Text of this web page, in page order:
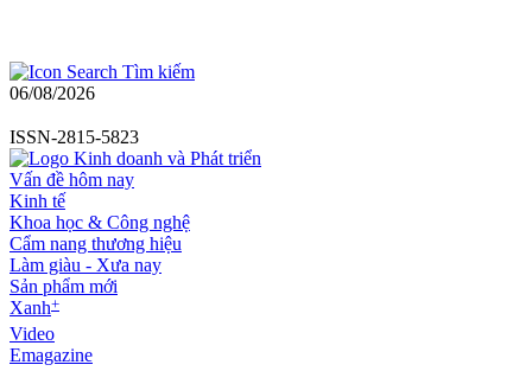
Tìm kiếm
06/08/2026
ISSN-2815-5823
Vấn đề hôm nay
Kinh tế
Khoa học & Công nghệ
Cẩm nang thương hiệu
Làm giàu - Xưa nay
Sản phẩm mới
Xanh+
Video
Emagazine